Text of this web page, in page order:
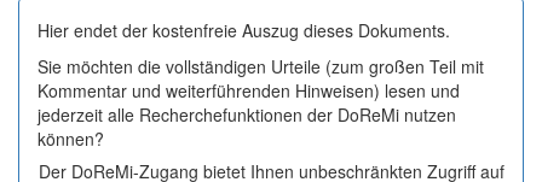
Hier endet der kostenfreie Auszug dieses Dokuments.
Sie möchten die vollständigen Urteile (zum großen Teil mit
Kommentar und weiterführenden Hinweisen) lesen und
jederzeit alle Recherchefunktionen der DoReMi nutzen
können?
Der DoReMi-Zugang bietet Ihnen unbeschränkten Zugriff auf